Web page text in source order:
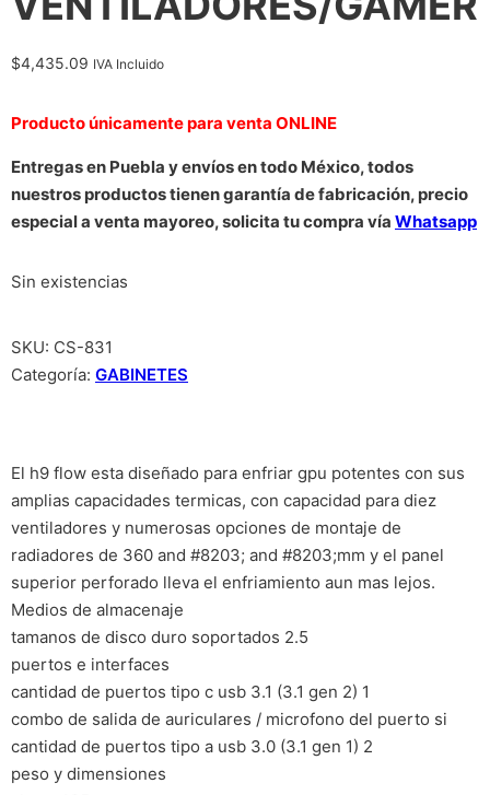
$4,435.09 IVA Incluido
Producto únicamente para venta ONLINE
Entregas en Puebla y envíos en todo México, todos
nuestros productos tienen garantía de fabricación, precio
especial a venta mayoreo, solicita tu compra vía Whatsapp
Sin existencias
SKU: CS-831
Categoría: GABINETES
El h9 flow esta diseñado para enfriar gpu potentes con sus
amplias capacidades termicas, con capacidad para diez
ventiladores y numerosas opciones de montaje de
radiadores de 360 and #8203; and #8203;mm y el panel
superior perforado lleva el enfriamiento aun mas lejos.
Medios de almacenaje
tamanos de disco duro soportados 2.5
puertos e interfaces
cantidad de puertos tipo c usb 3.1 (3.1 gen 2) 1
combo de salida de auriculares / microfono del puerto si
cantidad de puertos tipo a usb 3.0 (3.1 gen 1) 2
peso y dimensiones